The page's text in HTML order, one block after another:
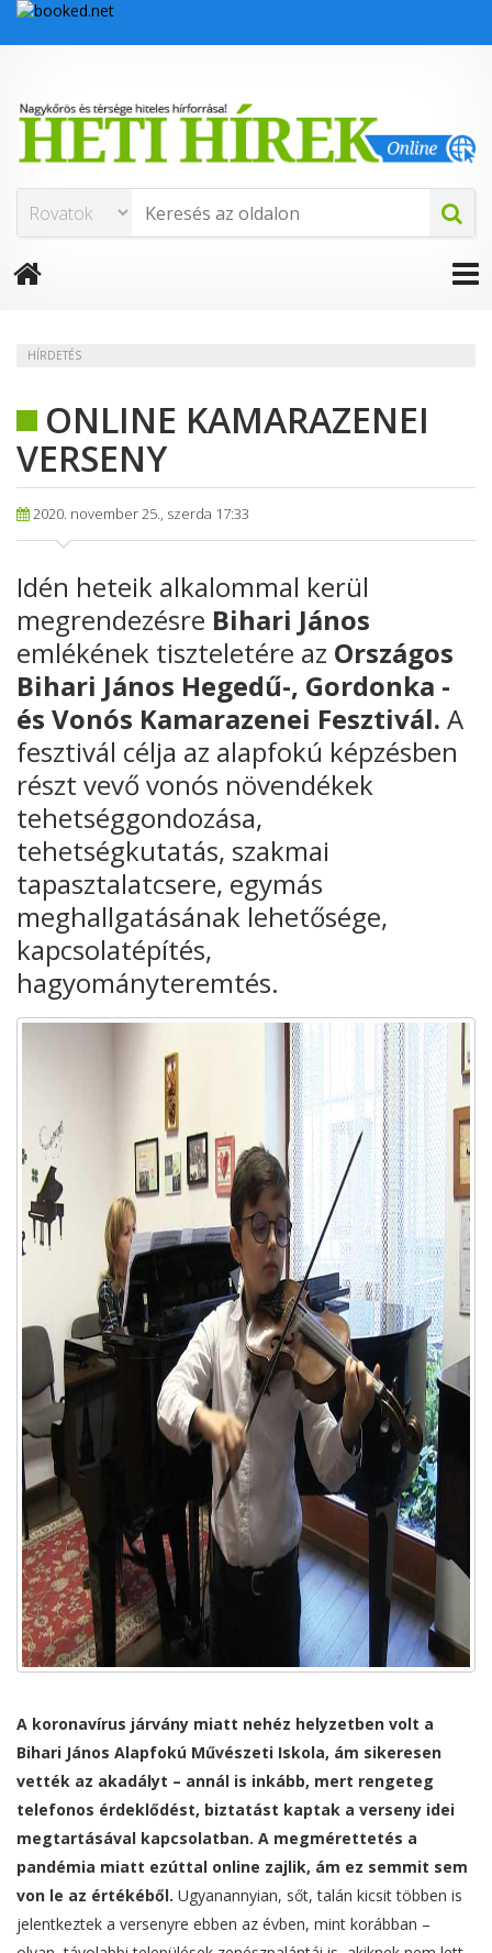
HÍRDETÉS
ONLINE KAMARAZENEI
VERSENY
2020. november 25., szerda 17:33
Idén heteik alkalommal kerül
megrendezésre Bihari János
emlékének tiszteletére az Országos
Bihari János Hegedű-, Gordonka -
és Vonós Kamarazenei Fesztivál. A
fesztivál célja az alapfokú képzésben
részt vevő vonós növendékek
tehetséggondozása,
tehetségkutatás, szakmai
tapasztalatcsere, egymás
meghallgatásának lehetősége,
kapcsolatépítés,
hagyományteremtés.
A koronavírus járvány miatt nehéz helyzetben volt a
Bihari János Alapfokú Művészeti Iskola, ám sikeresen
vették az akadályt – annál is inkább, mert rengeteg
telefonos érdeklődést, biztatást kaptak a verseny idei
megtartásával kapcsolatban. A megmérettetés a
pandémia miatt ezúttal online zajlik, ám ez semmit sem
von le az értékéből. Ugyanannyian, sőt, talán kicsit többen is
jelentkeztek a versenyre ebben az évben, mint korábban –